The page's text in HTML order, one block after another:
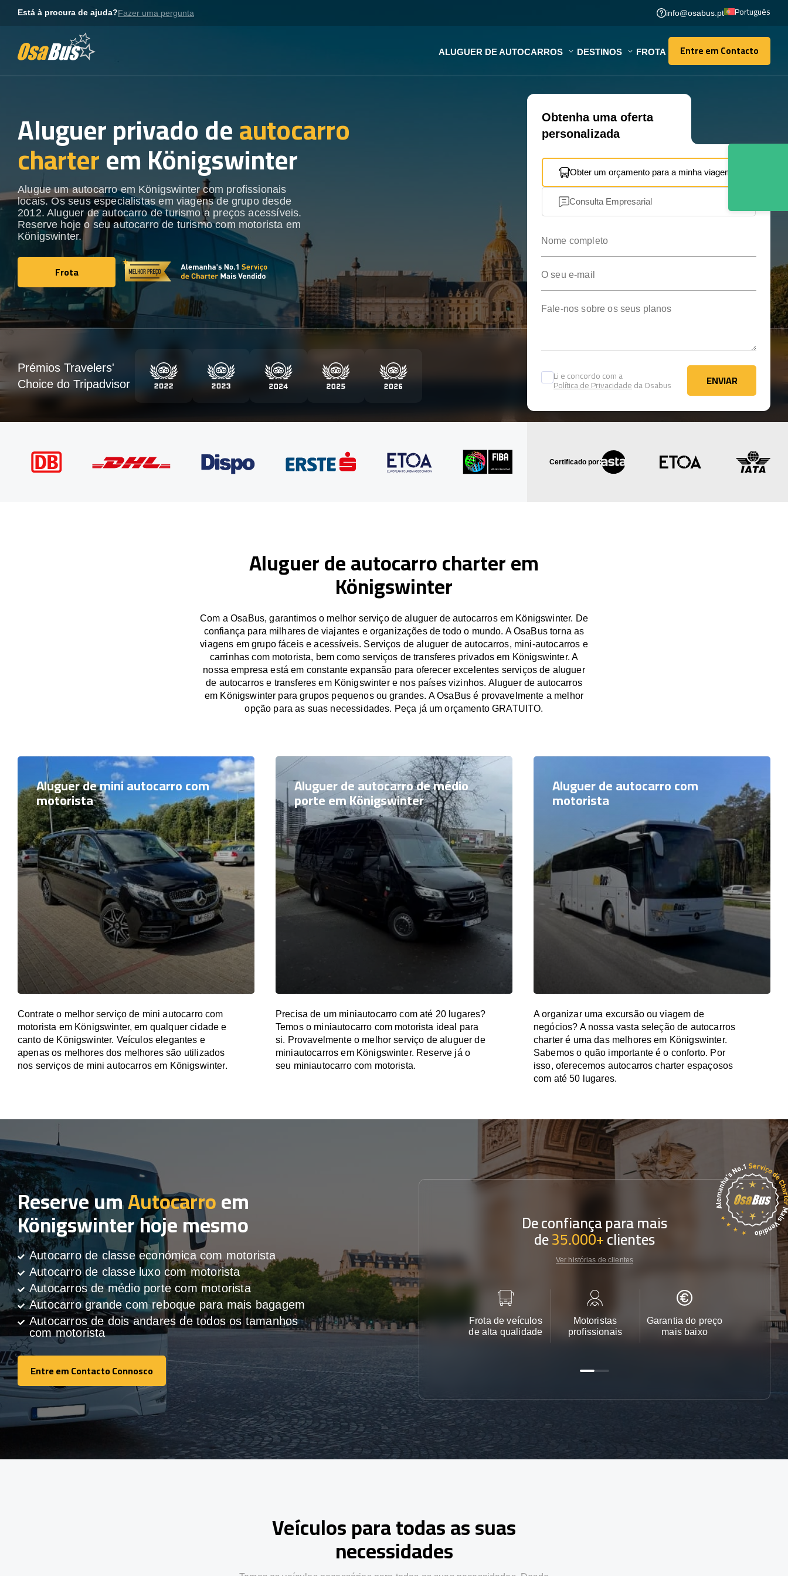
Está à procura de ajuda?Fazer uma pergunta info@osabus.pt Português
ALUGUER DE AUTOCARROS DESTINOS FROTA Entre em Contacto
Entre em Contacto
Aluguer privado deautocarro
charterem Königswinter
Alugue um autocarro em Königswinter com profissionais
locais. Os seus especialistas em viagens de grupo desde
2012. Aluguer de autocarro de turismo a preços acessíveis.
Reserve hoje o seu autocarro de turismo com motorista em
Königswinter.
Frota
Frota
Obtenha uma oferta
personalizada
Obter um orçamento para a minha viagem
Consulta Empresarial
Li e concordo com a
Política de Privacidadeda Osabus ENVIAR
ENVIAR
Prémios Travelers'
Choice do Tripadvisor
Certificado por:
Aluguer de autocarro charter em
Königswinter
Com a OsaBus, garantimos o melhor serviço de aluguer de autocarros em Königswinter. De
confiança para milhares de viajantes e organizações de todo o mundo. A OsaBus torna as
viagens em grupo fáceis e acessíveis. Serviços de aluguer de autocarros, mini-autocarros e
carrinhas com motorista, bem como serviços de transferes privados em Königswinter. A
nossa empresa está em constante expansão para oferecer excelentes serviços de aluguer
de autocarros e transferes em Königswinter e nos países vizinhos. Aluguer de autocarros
em Königswinter para grupos pequenos ou grandes. A OsaBus é provavelmente a melhor
opção para as suas necessidades. Peça já um orçamento GRATUITO.
Aluguer de mini autocarro com
motorista
Contrate o melhor serviço de mini autocarro com
motorista em Königswinter, em qualquer cidade e
canto de Königswinter. Veículos elegantes e
apenas os melhores dos melhores são utilizados
nos serviços de mini autocarros em Königswinter.
Aluguer de autocarro de médio
porte em Königswinter
Precisa de um miniautocarro com até 20 lugares?
Temos o miniautocarro com motorista ideal para
si. Provavelmente o melhor serviço de aluguer de
miniautocarros em Königswinter. Reserve já o
seu miniautocarro com motorista.
Aluguer de autocarro com
motorista
A organizar uma excursão ou viagem de
negócios? A nossa vasta seleção de autocarros
charter é uma das melhores em Königswinter.
Sabemos o quão importante é o conforto. Por
isso, oferecemos autocarros charter espaçosos
com até 50 lugares.
Reserve umAutocarroem
Königswinter hoje mesmo
Autocarro de classe económica com motorista
Autocarro de classe luxo com motorista
Autocarros de médio porte com motorista
Autocarro grande com reboque para mais bagagem
Autocarros de dois andares de todos os tamanhos
com motorista
Entre em Contacto Connosco
Entre em Contacto Connosco
De confiança para mais
de35.000+clientes
Ver histórias de clientes
Frota de veículos
de alta qualidade
Motoristas
profissionais
Garantia do preço
mais baixo
Apoio ao
24/7
Veículos para todas as suas
necessidades